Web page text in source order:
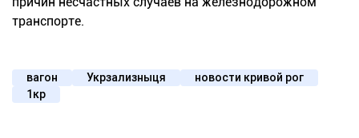
транспорте.
вагон Укрзализныця
новости кривой рог
1кр